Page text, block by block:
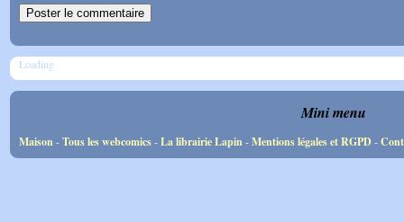
Loading
Mini menu
Maison-Tous les webcomics-La librairie Lapin-Mentions légales et RGPD-